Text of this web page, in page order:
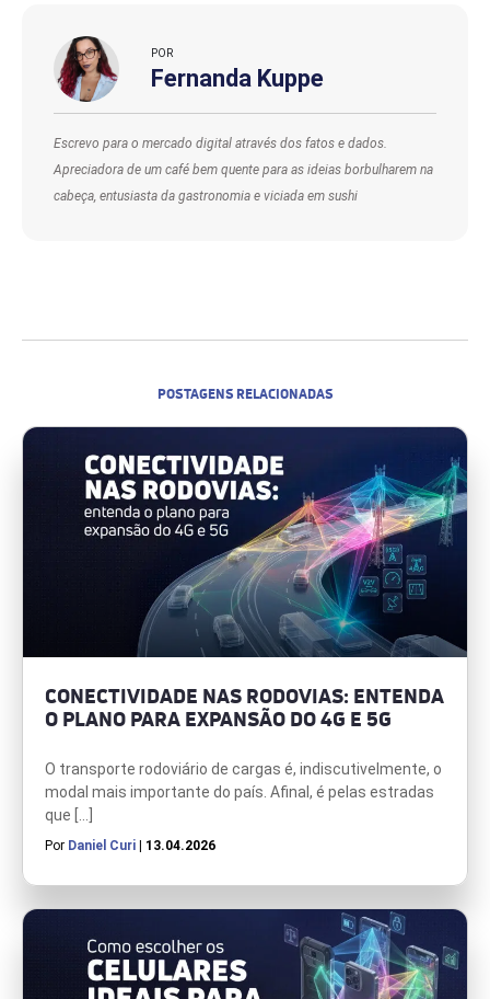
POR
Fernanda Kuppe
Escrevo para o mercado digital através dos fatos e dados.
Apreciadora de um café bem quente para as ideias borbulharem na
cabeça, entusiasta da gastronomia e viciada em sushi
POSTAGENS RELACIONADAS
CONECTIVIDADE NAS RODOVIAS: ENTENDA
O PLANO PARA EXPANSÃO DO 4G E 5G
O transporte rodoviário de cargas é, indiscutivelmente, o
modal mais importante do país. Afinal, é pelas estradas
que […]
Por Daniel Curi | 13.04.2026